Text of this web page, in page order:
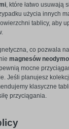
, które łatwo usuwają
użycia innych
tablicy, aby
co pozwala
magnesów
mocne
Jeśli planujesz
klasyczne
przyciągania.